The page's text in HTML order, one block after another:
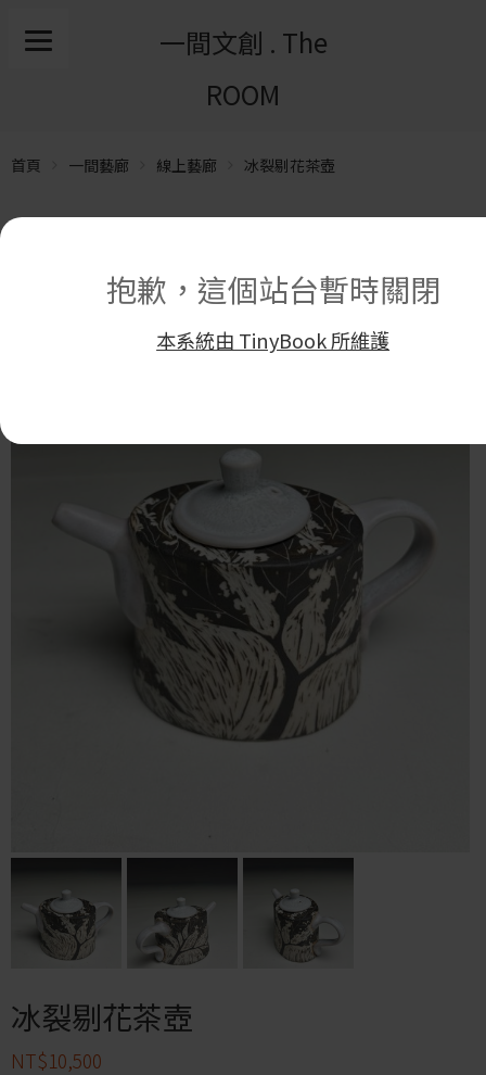
抱歉，這個站台暫時關閉
本系統由 TinyBook 所維護
一間文創 . The
ROOM
首頁 一間藝廊 線上藝廊 冰裂剔花茶壺
冰裂剔花茶壺
NT$10,500